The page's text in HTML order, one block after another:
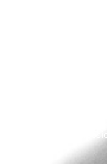
de
con luz y